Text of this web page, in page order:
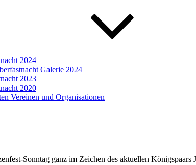
2024
Galerie 2024
2023
2020
Vereinen und Organisationen
Sonntag ganz im Zeichen des aktuellen